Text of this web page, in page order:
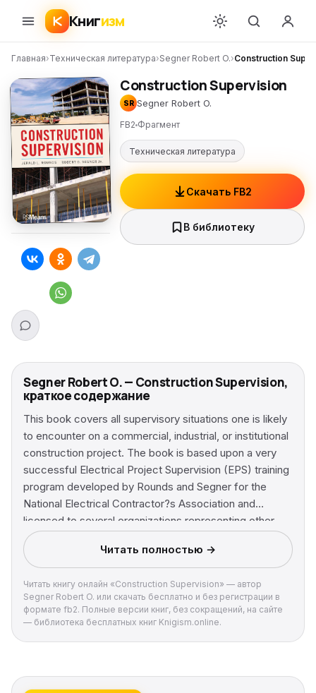
Книгизм
Главная›Техническая литература›Segner Robert O.›Construction
Construction Supervision
SR Segner Robert O.
FB2 Фрагмент
Техническая литература
Скачать FB2
В библиотеку
Segner Robert O. — Construction Supervision,
краткое содержание
This book covers all supervisory situations one is likely
to encounter on a commercial, industrial, or institutional
construction project. The book is based upon a very
successful Electrical Project Supervision (EPS) training
program developed by Rounds and Segner for the
National Electrical Contractor?s Association and
licensed to several organizations representing other
construction sectors. This program has been delivered
for over a decade and continues to be delivered to
thousands of construction supervisors each year. The
program content has consistently received outstanding
reviews and evaluations in numerous different venues.
Читать полностью →
Читать книгу онлайн «Construction Supervision» — автор
Segner Robert O. или скачать бесплатно и без регистрации в
формате fb2. Полные версии книг, без сокращений, на сайте
— библиотека бесплатных книг Knigism.online.